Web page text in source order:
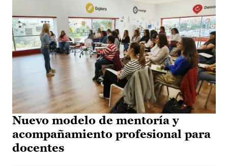
Nuevo modelo de mentoría y
acompañamiento profesional para
docentes